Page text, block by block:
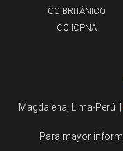
CC BRITÁNICO
CC ICPNA
Magdalena, Lima-Perú |
Para mayor